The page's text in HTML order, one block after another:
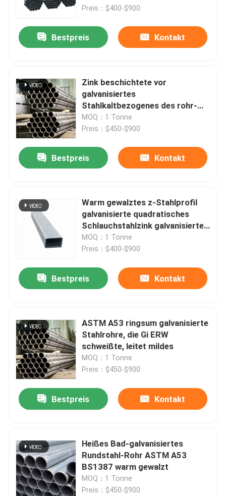
Preis：$400-$900
Bestpreis Kontakt
Zink beschichtete vor
galvanisiertes
Stahlkaltbezogenes des rohr-
ASTM A0252 geschweißt
MOQ：1 Tonne
Preis：$450-$900
Bestpreis Kontakt
Warm gewalztes z-Stahlprofil
galvanisierte quadratisches
Schlauchstahlzink galvanisierte
c-Kanal
MOQ：1 Tonne
Preis：$400-$900
Bestpreis Kontakt
ASTM A53 ringsum galvanisierte
Stahlrohre, die Gi ERW
schweißte, leitet mildes
MOQ：1 Tonne
Preis：$450-$900
Bestpreis Kontakt
Heißes Bad-galvanisiertes
Rundstahl-Rohr ASTM A53
BS1387 warm gewalzt
MOQ：1 Tonne
Preis：$450-$900